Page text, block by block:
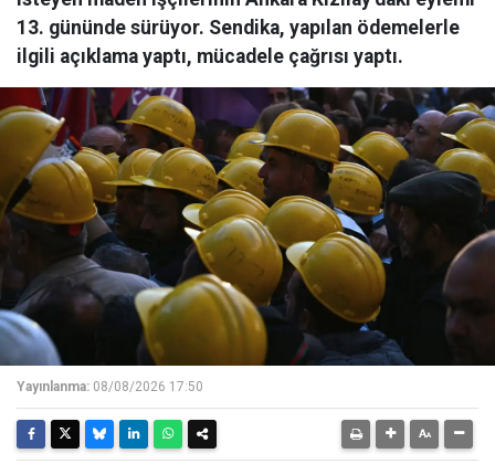
13. gününde sürüyor. Sendika, yapılan ödemelerle
ilgili açıklama yaptı, mücadele çağrısı yaptı.
Yayınlanma: 08/08/2026 17:50